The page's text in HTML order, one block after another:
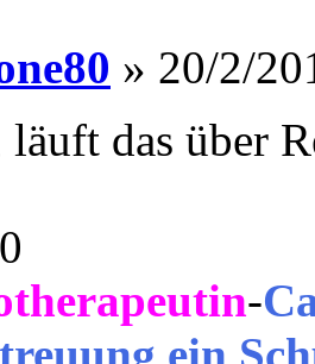
» 20/2/
das über
-